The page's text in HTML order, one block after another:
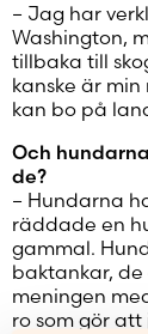
– Jag har
Washington,
tillbaka till
kanske är
kan bo på
Och
de?
– Hundarna
räddade en
gammal.
baktankar,
meningen
ro som gör